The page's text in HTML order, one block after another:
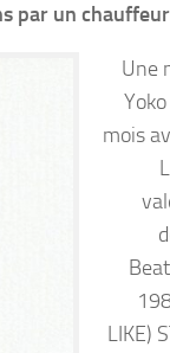
par un
Une
mois
LIKE)